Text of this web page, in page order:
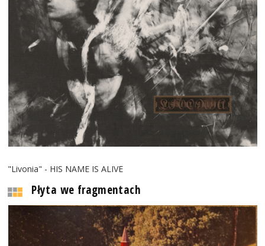
"Livonia" - HIS NAME IS ALIVE
Płyta we fragmentach